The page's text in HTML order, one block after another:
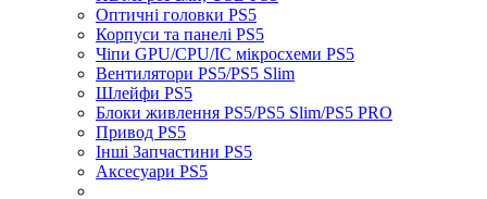
Оптичні головки PS5
Корпуси та панелі PS5
Чіпи GPU/CPU/IC мікросхеми PS5
Вентилятори PS5/PS5 Slim
Шлейфи PS5
Блоки живлення PS5/PS5 Slim/PS5 PRO
Привод PS5
Інші Запчастини PS5
Аксесуари PS5